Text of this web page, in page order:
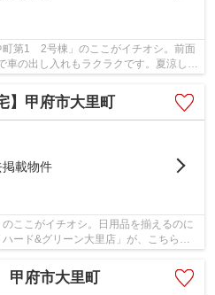
町第1 2号棟」のここがイチオシ。前面
車の出し入れもラクラクです。夏涼しく
】甲府市大里町
掲載物件
のここがイチオシ。日用品を揃えるのに
ード&グリーン大里店」が、こちらの
府市大里町